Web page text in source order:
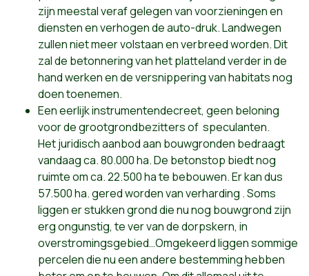
zijn meestal veraf gelegen van voorzieningen en
diensten en verhogen de auto-druk. Landwegen
zullen niet meer volstaan en verbreed worden. Dit
zal de betonnering van het platteland verder in de
hand werken en de versnippering van habitats nog
doen toenemen.
Een eerlijk instrumentendecreet, geen beloning
voor de grootgrondbezitters of speculanten.
Het juridisch aanbod aan bouwgronden bedraagt
vandaag ca. 80.000 ha. De betonstop biedt nog
ruimte om ca. 22.500 ha te bebouwen. Er kan dus
57.500 ha. gered worden van verharding . Soms
liggen er stukken grond die nu nog bouwgrond zijn
erg ongunstig, te ver van de dorpskern, in
overstromingsgebied…Omgekeerd liggen sommige
percelen die nu een andere bestemming hebben